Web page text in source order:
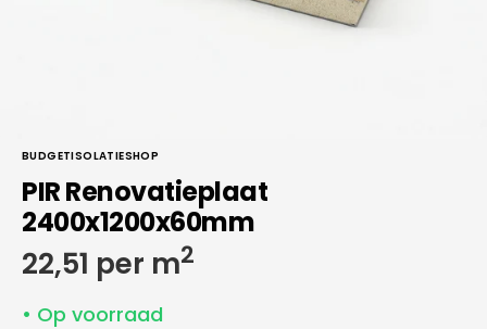
BUDGETISOLATIESHOP
PIR Renovatieplaat
2400x1200x60mm
Normale
prijs
22,51 per m2
• Op voorraad